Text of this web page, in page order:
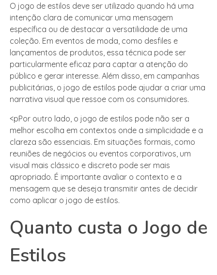
O jogo de estilos deve ser utilizado quando há uma
intenção clara de comunicar uma mensagem
específica ou de destacar a versatilidade de uma
coleção. Em eventos de moda, como desfiles e
lançamentos de produtos, essa técnica pode ser
particularmente eficaz para captar a atenção do
público e gerar interesse. Além disso, em campanhas
publicitárias, o jogo de estilos pode ajudar a criar uma
narrativa visual que ressoe com os consumidores.
<pPor outro lado, o jogo de estilos pode não ser a
melhor escolha em contextos onde a simplicidade e a
clareza são essenciais. Em situações formais, como
reuniões de negócios ou eventos corporativos, um
visual mais clássico e discreto pode ser mais
apropriado. É importante avaliar o contexto e a
mensagem que se deseja transmitir antes de decidir
como aplicar o jogo de estilos.
Quanto custa o Jogo de
Estilos